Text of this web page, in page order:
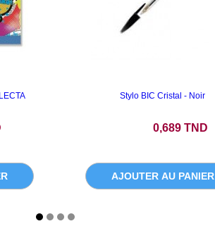
Stylo BIC Cristal - Noir
0,689 TND
AJOUTER AU PANIER